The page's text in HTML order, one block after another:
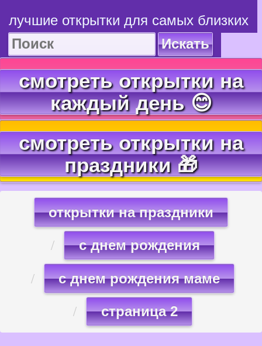
лучшие открытки для самых близких
Искать
смотреть открытки на
каждый день 😊
смотреть открытки на
праздники 🎁
открытки на праздники
с днем рождения
с днем рождения маме
страница 2